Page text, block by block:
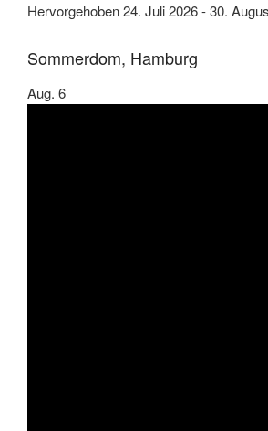
Hervorgehoben24. Juli 2026-30.
Sommerdom, Hamburg
Aug. 6